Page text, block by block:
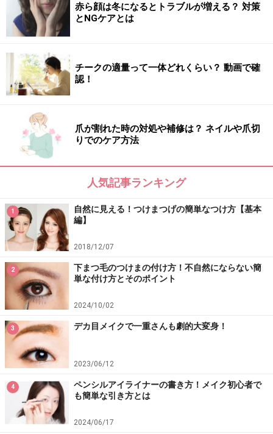
赤ら顔は冬になるとトラブルが増える？ 対策
とNGケアとは
チークの適量って一体どれくらい？ 動画で確
認！
爪が割れた時の対処や補修は？ ネイルや爪切
りでのケア方法
人気記事ランキング
1
自然に見える！つけまつげの簡単なつけ方【基本
編】
2018/12/07
2
下まつ毛のつけまの付け方！不自然にならない簡
単な付け方とそのポイント
2024/10/02
3 デカ目メイクで一重さんも劇的大変身！
2023/06/12
4
ペンシルアイライナーの書き方！メイク初心者で
も簡単な引き方とは
2024/06/17